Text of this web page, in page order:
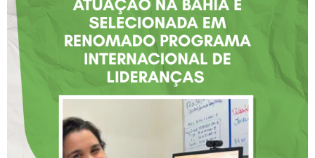
FISIOTERAPEUTA COM
ATUAÇÃO NA BAHIA É
SELECIONADA EM
RENOMADO PROGRAMA
INTERNACIONAL DE
LIDERANÇAS